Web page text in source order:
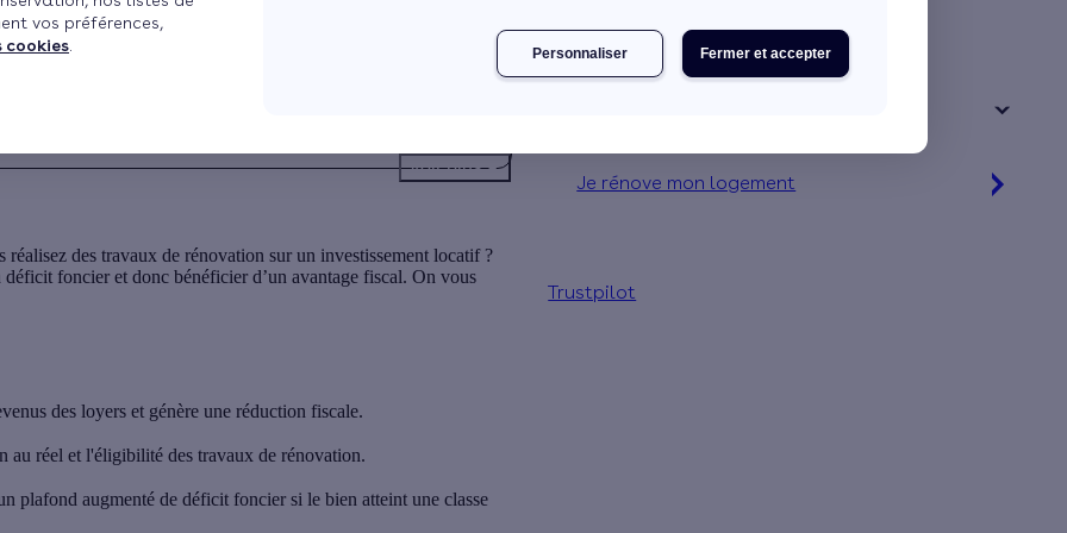
vos préférences,
cookies Fermer et accepter
Personnaliser
Voir plus
des travaux de rénovation sur un investissement locatif ?
foncier et donc bénéficier d’un avantage fiscal. On vous
des loyers et génère une réduction fiscale.
réel et l'éligibilité des travaux de rénovation.
plafond augmenté de déficit foncier si le bien atteint une classe
Une maison
Un appartement
Votre logement a été construit :
Je rénove mon logement
Trustpilot